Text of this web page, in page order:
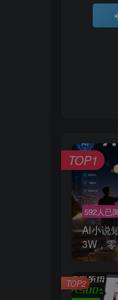
592人已
AI小说
3W，
TOP1
TOP2